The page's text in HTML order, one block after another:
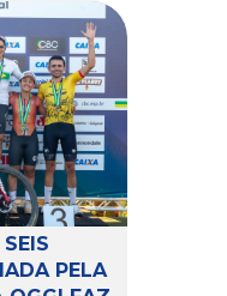
de
[…]
PELA